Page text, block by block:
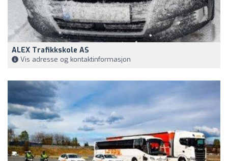
ALEX Trafikkskole AS
Vis adresse og kontaktinformasjon